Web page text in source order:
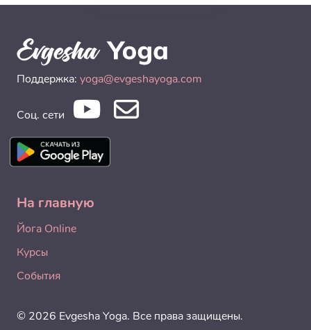
Поддержка: yoga@evgeshayoga.com
Соц. сети
На главную
Йога Online
Курсы
События
© 2026 Evgesha Yoga. Все права защищены.